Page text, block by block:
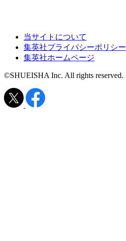
当サイトについて
集英社プライバシーポリシー
集英社ホームページ
©SHUEISHA Inc. All rights reserved.